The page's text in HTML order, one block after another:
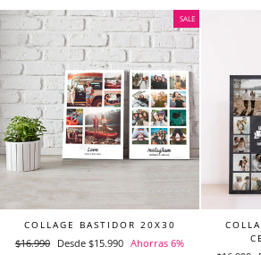
SALE
COLLAGE BASTIDOR 20X30
Precio
$16.990 Precio
Desde $15.990 Ahorras 6%